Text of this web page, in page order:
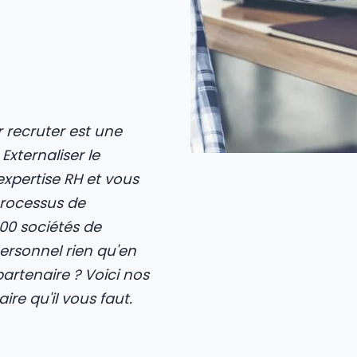
recruter est une
le
RH et vous
de
sociétés de
rien qu'en
? Voici nos
qu'il vous faut.